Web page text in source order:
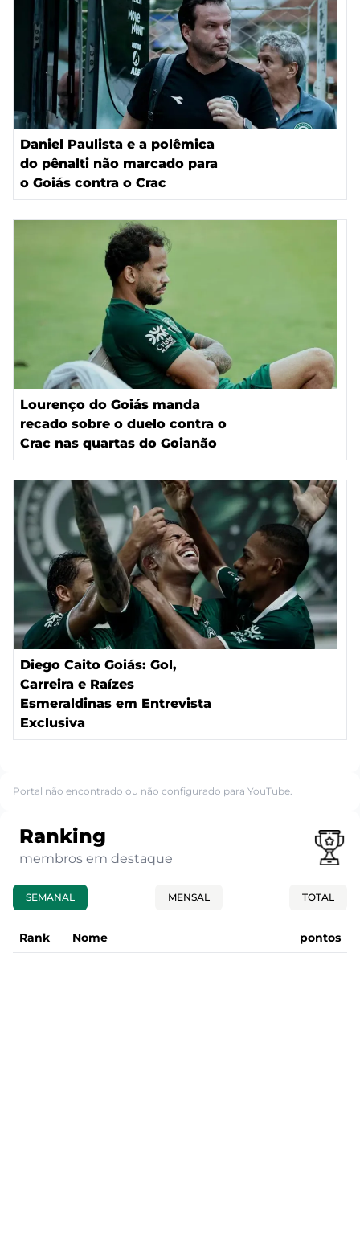
Daniel Paulista e a polêmica
do pênalti não marcado para
o Goiás contra o Crac
Lourenço do Goiás manda
recado sobre o duelo contra o
Crac nas quartas do Goianão
Diego Caito Goiás: Gol,
Carreira e Raízes
Esmeraldinas em Entrevista
Exclusiva
Portal não encontrado ou não configurado para YouTube.
Ranking
membros em destaque
SEMANAL MENSAL TOTAL
Rank Nome pontos